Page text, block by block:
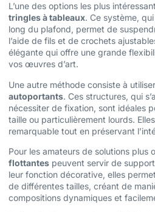
L’une des options les plus
tringles à tableaux. Ce système,
long du plafond, permet de
l’aide de fils et de crochets
élégante qui offre une grande
vos œuvres d’art.
Une autre méthode consiste à
autoportants. Ces structures, qui
nécessiter de fixation, sont idéales
taille ou particulièrement lourds.
remarquable tout en préservant
Pour les amateurs de solutions plus
flottantes peuvent servir de
leur fonction décorative, elles
de différentes tailles, créant de
compositions dynamiques et